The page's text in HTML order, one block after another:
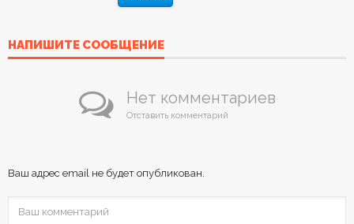
НАПИШИТЕ СООБЩЕНИЕ
Нет комментариев
Отставить комментарий
Ваш адрес email не будет опубликован.